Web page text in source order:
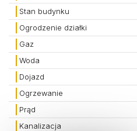
Stan budynku
Ogrodzenie działki
Gaz
Woda
Dojazd
Ogrzewanie
Prąd
Kanalizacja